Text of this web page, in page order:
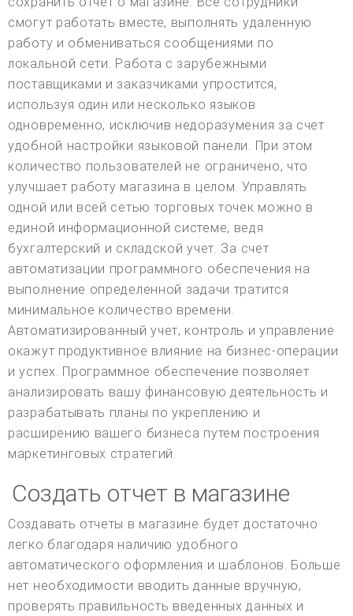
смогут работать вместе, выполнять удаленную
работу и обмениваться сообщениями по
локальной сети. Работа с зарубежными
поставщиками и заказчиками упростится,
используя один или несколько языков
одновременно, исключив недоразумения за счет
удобной настройки языковой панели. При этом
количество пользователей не ограничено, что
улучшает работу магазина в целом. Управлять
одной или всей сетью торговых точек можно в
единой информационной системе, ведя
бухгалтерский и складской учет. За счет
автоматизации программного обеспечения на
выполнение определенной задачи тратится
минимальное количество времени.
Автоматизированный учет, контроль и управление
окажут продуктивное влияние на бизнес-операции
и успех. Программное обеспечение позволяет
анализировать вашу финансовую деятельность и
разрабатывать планы по укреплению и
расширению вашего бизнеса путем построения
маркетинговых стратегий.
Создать отчет в магазине
Создавать отчеты в магазине будет достаточно
легко благодаря наличию удобного
автоматического оформления и шаблонов. Больше
нет необходимости вводить данные вручную,
проверять правильность введенных данных и